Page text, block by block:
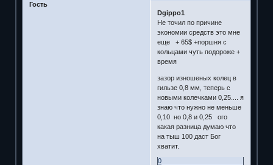
Гость
Dgippo1
Не точил по причине
экономии средств это мне
еще + 65$ +поршня с
кольцами чуть подороже +
время
зазор изношеных колец в
гильзе 0,8 мм, теперь с
новыми колечками 0,25.... я
знаю что нужно не меньше
0,10 но 0,8 и 0,25 ого
какая разница думаю что
на тыш 100 даст Бог
хватит.
0